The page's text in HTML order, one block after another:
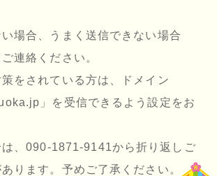
場合、うまく送信できない場合
連絡ください。
をされている方は、ドメイン
」を受信できるよう設定をお
、090-1871-9141から折り返しご
ります。予めご了承ください。